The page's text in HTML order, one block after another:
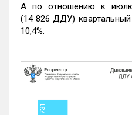
А по отношению к
(14 826 ДДУ) квартальный
10,4%.